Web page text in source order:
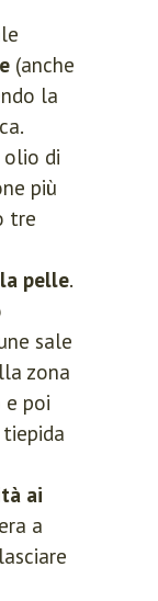
(anche
la
olio di
più
tre
pelle.
sale
zona
poi
ai
a